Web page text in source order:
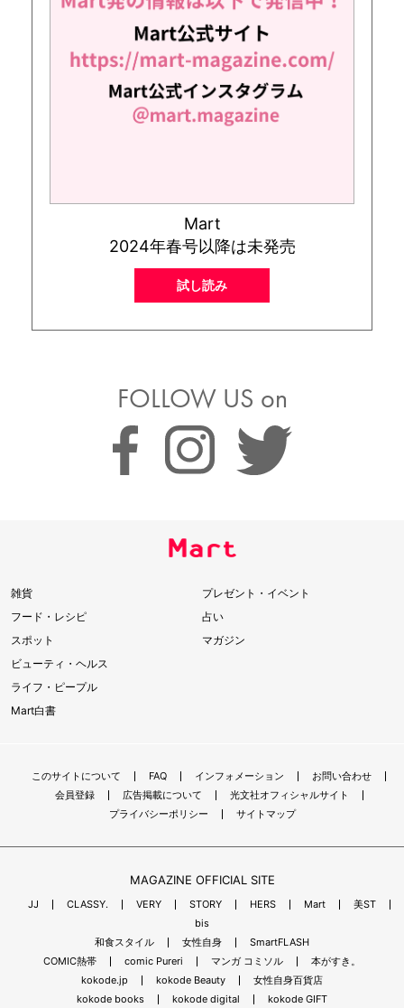
Mart
2024年春号以降は未発売
試し読み
FOLLOW US on
雑貨
フード・レシピ
スポット
ビューティ・ヘルス
ライフ・ピープル
Mart白書
プレゼント・イベント
占い
マガジン
このサイトについて FAQ インフォメーション
お問い合わせ
会員登録
広告掲載について
光文社オフィシャルサイト
プライバシーポリシー
サイトマップ
MAGAZINE OFFICIAL SITE
JJ CLASSY. VERY STORY HERS Mart
美ST
bis
和食スタイル
女性自身
SmartFLASH
COMIC熱帯
comic Pureri マンガ コミソル
本がすき。
kokode.jp
kokode Beauty
女性自身百貨店
kokode books
kokode digital kokode GIFT